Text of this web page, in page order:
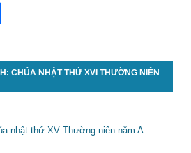
ar
eCHÚA NHẬT THỨ XVI THƯỜNG NIÊN
nhật thứ XV Thường niên năm A